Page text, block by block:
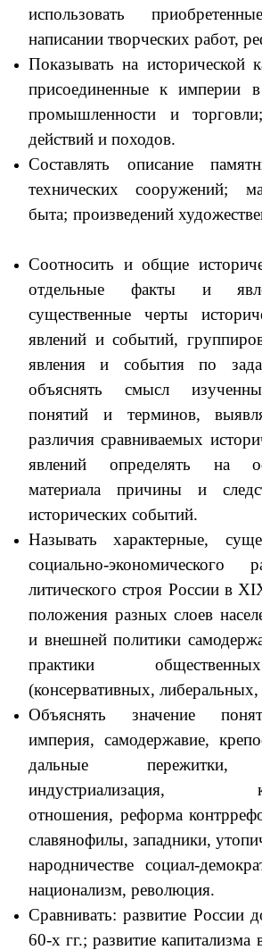
использовать
написании творческих работ,
Показывать на исторической
присоединенные к империи
промышленности и
действий и походов.
Составлять описание
технических сооружений;
быта; произведений
Соотносить и общие
отдельные факты и
существенные черты
явлений и событий,
явления и события по
объяснять смысл
понятий и терминов,
различия сравниваемых
явлений определять на
материала причины и
исторических событий.
Называть характерные,
социально-
литического строя России в
положения разных слоев
и внешней политики
практики
(консервативных,
Объяснять значение
империя, самодержавие,
дальные пережитки,
индустриализация,
отношения, реформа
славянофилы, западники,
народничестве социал-
национализм, революция.
Сравнивать: развитие России
60-х гг.; развитие